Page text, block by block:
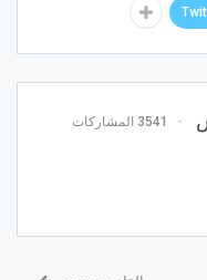
3541 المشاركات